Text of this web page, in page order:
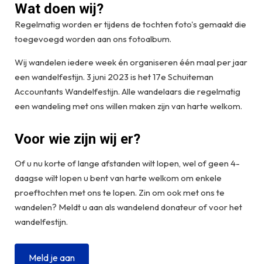
Wat doen wij?
Regelmatig worden er tijdens de tochten foto's gemaakt die
toegevoegd worden aan ons fotoalbum.
Wij wandelen iedere week én organiseren één maal per jaar
een wandelfestijn. 3 juni 2023 is het 17e Schuiteman
Accountants Wandelfestijn. Alle wandelaars die regelmatig
een wandeling met ons willen maken zijn van harte welkom.
Voor wie zijn wij er?
Of u nu korte of lange afstanden wilt lopen, wel of geen 4-
daagse wilt lopen u bent van harte welkom om enkele
proeftochten met ons te lopen. Zin om ook met ons te
wandelen? Meldt u aan als wandelend donateur of voor het
wandelfestijn.
Meld je aan